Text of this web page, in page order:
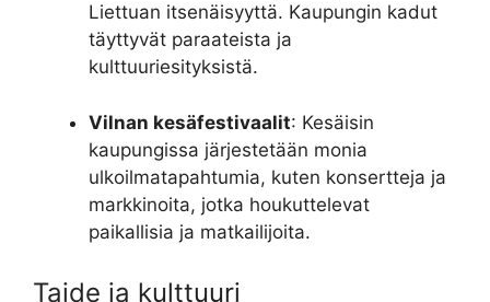
Liettuan itsenäisyyttä. Kaupungin kadut
täyttyvät paraateista ja
kulttuuriesityksistä.
Vilnan kesäfestivaalit: Kesäisin
kaupungissa järjestetään monia
ulkoilmatapahtumia, kuten konsertteja ja
markkinoita, jotka houkuttelevat
paikallisia ja matkailijoita.
Taide ja kulttuuri